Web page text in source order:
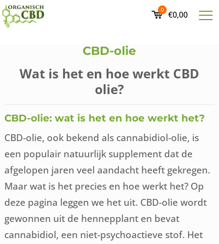
0 €0,00
CBD-olie
Wat is het en hoe werkt CBD
olie?
CBD-olie: wat is het en hoe werkt het?
CBD-olie, ook bekend als cannabidiol-olie, is
een populair natuurlijk supplement dat de
afgelopen jaren veel aandacht heeft gekregen.
Maar wat is het precies en hoe werkt het? Op
deze pagina leggen we het uit. CBD-olie wordt
gewonnen uit de hennepplant en bevat
cannabidiol, een niet-psychoactieve stof. Het